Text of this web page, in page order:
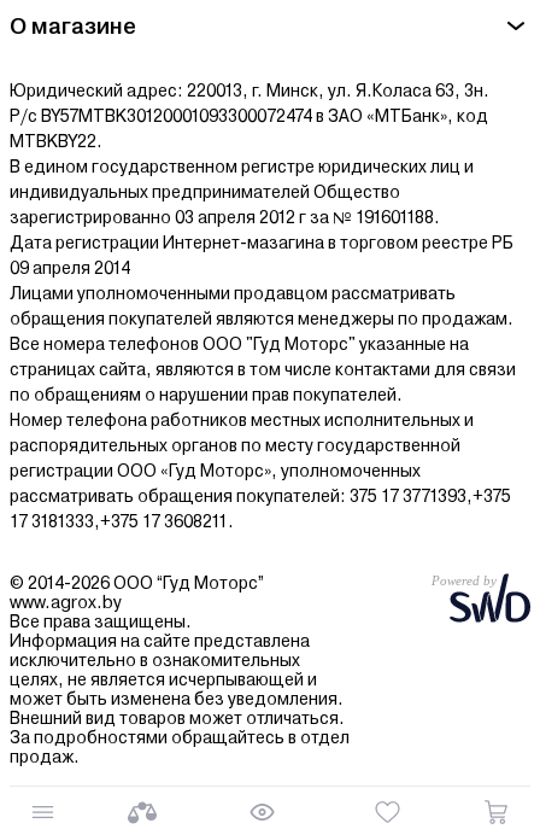
О магазине
Юридический адрес: 220013, г. Минск, ул. Я.Коласа 63, 3н.
Р/с BY57MTBK30120001093300072474 в ЗАО «МТБанк», код
MTBKBY22.
В едином государственном регистре юридических лиц и
индивидуальных предпринимателей Общество
зарегистрированно 03 апреля 2012 г за № 191601188.
Дата регистрации Интернет-мазагина в торговом реестре РБ
09 апреля 2014
Лицами уполномоченными продавцом рассматривать
обращения покупателей являются менеджеры по продажам.
Все номера телефонов ООО "Гуд Моторс" указанные на
страницах сайта, являются в том числе контактами для связи
по обращениям о нарушении прав покупателей.
Номер телефона работников местных исполнительных и
распорядительных органов по месту государственной
регистрации ООО «Гуд Моторс», уполномоченных
рассматривать обращения покупателей: 375 17 3771393,+375
17 3181333,+375 17 3608211.
© 2014-2026 ООО “Гуд Моторс”
www.agrox.by
Все права защищены.
Информация на сайте представлена
исключительно в ознакомительных
целях, не является исчерпывающей и
может быть изменена без уведомления.
Внешний вид товаров может отличаться.
За подробностями обращайтесь в отдел
продаж.